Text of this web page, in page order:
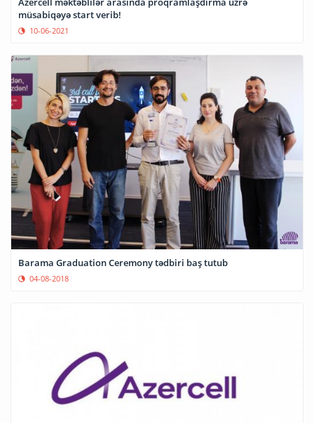
müsabiqəyə start verib!
10-06-2021
Barama Graduation Ceremony tədbiri baş tutub
04-08-2018